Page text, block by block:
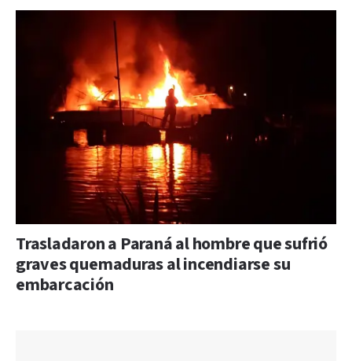
Trasladaron a Paraná al hombre que sufrió
graves quemaduras al incendiarse su
embarcación